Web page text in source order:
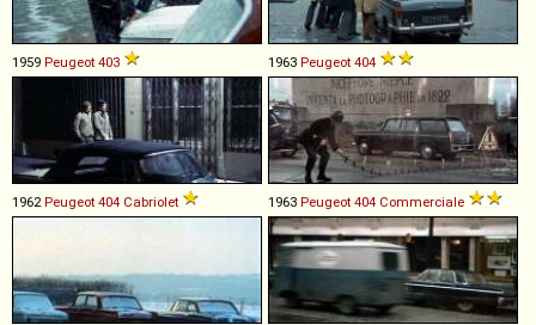
1959 Peugeot 403 1963 Peugeot 404
1962Peugeot 404 Cabriolet 1963 Peugeot 404 Commerciale